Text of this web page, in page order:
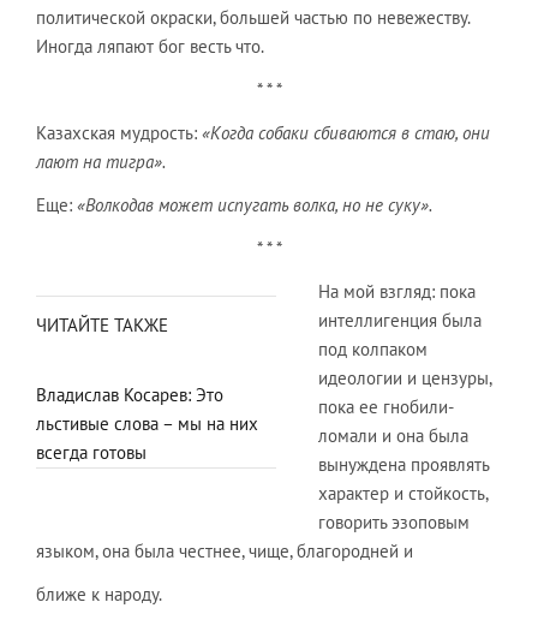
политической окраски, большей частью по невежеству.
Иногда ляпают бог весть что.
* * *
Казахская мудрость: «Когда собаки сбиваются в стаю, они
лают на тигра».
Еще: «Волкодав может испугать волка, но не суку».
* * *
ЧИТАЙТЕ ТАКЖЕ
Владислав Косарев: Это
льстивые слова – мы на них
всегда готовы
На мой взгляд: пока
интеллигенция была
под колпаком
идеологии и цензуры,
пока ее гнобили-
ломали и она была
вынуждена проявлять
характер и стойкость,
говорить эзоповым
языком, она была честнее, чище, благородней и
ближе к народу.